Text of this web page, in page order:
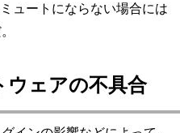
ュートにならない場合には
ウェアの不具合